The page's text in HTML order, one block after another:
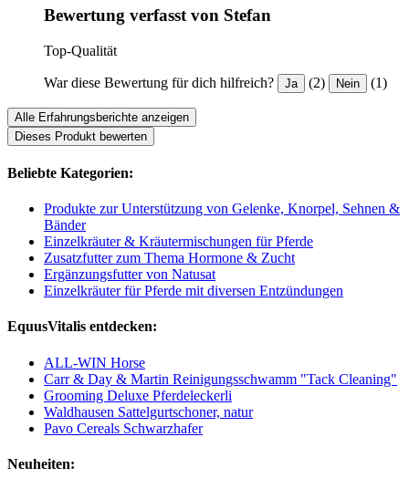
Bewertung verfasst von Stefan
Top-Qualität
War diese Bewertung für dich hilfreich? Ja (2) Nein (1)
Alle Erfahrungsberichte anzeigen
Dieses Produkt bewerten
Beliebte Kategorien:
Produkte zur Unterstützung von Gelenke, Knorpel, Sehnen &
Bänder
Einzelkräuter & Kräutermischungen für Pferde
Zusatzfutter zum Thema Hormone & Zucht
Ergänzungsfutter von Natusat
Einzelkräuter für Pferde mit diversen Entzündungen
EquusVitalis entdecken:
ALL-WIN Horse
Carr & Day & Martin Reinigungsschwamm "Tack Cleaning"
Grooming Deluxe Pferdeleckerli
Waldhausen Sattelgurtschoner, natur
Pavo Cereals Schwarzhafer
Neuheiten: